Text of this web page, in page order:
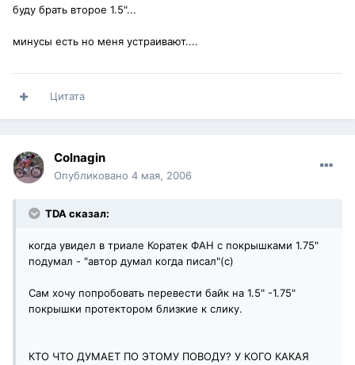
буду брать второе 1.5"...
минусы есть но меня устраивают....
Цитата
Colnagin
Опубликовано 4 мая, 2006
TDA сказал:
когда увидел в триале Коратек ФАН с покрышками 1.75"
подумал - "автор думал когда писал"(с)
Сам хочу попробовать перевести байк на 1.5" -1.75"
покрышки протектором близкие к слику.
КТО ЧТО ДУМАЕТ ПО ЭТОМУ ПОВОДУ? У КОГО КАКАЯ